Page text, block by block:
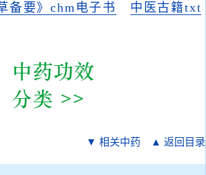
备要》chm电子书
中医古籍txt
▼ 相关中药 ▲ 返回目录